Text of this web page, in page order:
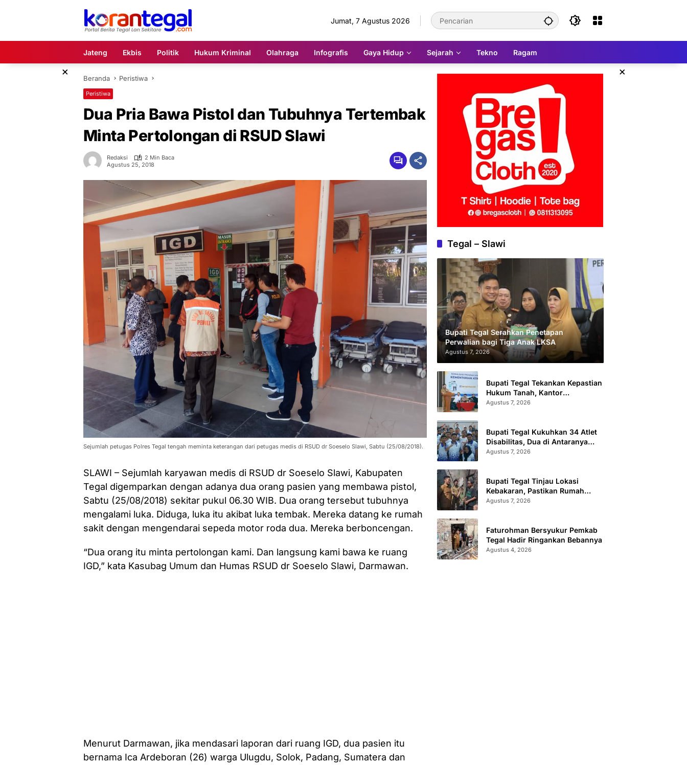
Jumat, 7 Agustus 2026
Jateng Ekbis Politik Hukum Kriminal Olahraga Infografis Gaya Hidup Sejarah Tekno Ragam
× ×
Beranda Peristiwa
Peristiwa
Dua Pria Bawa Pistol dan Tubuhnya Tertembak
Minta Pertolongan di RSUD Slawi
Redaksi
2 Min Baca
Agustus 25, 2018
Sejumlah petugas Polres Tegal tengah meminta keterangan dari petugas medis di RSUD dr Soeselo Slawi, Sabtu (25/08/2018).
SLAWI – Sejumlah karyawan medis di RSUD dr Soeselo Slawi, Kabupaten
Tegal digemparkan dengan adanya dua orang pasien yang membawa pistol,
Sabtu (25/08/2018) sekitar pukul 06.30 WIB. Dua orang tersebut tubuhnya
mengalami luka. Diduga, luka itu akibat luka tembak. Mereka datang ke rumah
sakit dengan mengendarai sepeda motor roda dua. Mereka berboncengan.
“Dua orang itu minta pertolongan kami. Dan langsung kami bawa ke ruang
IGD,” kata Kasubag Umum dan Humas RSUD dr Soeselo Slawi, Darmawan.
Menurut Darmawan, jika mendasari laporan dari ruang IGD, dua pasien itu
bernama Ica Ardeboran (26) warga Ulugdu, Solok, Padang, Sumatera dan
Tegal – Slawi
Bupati Tegal Serahkan Penetapan
Perwalian bagi Tiga Anak LKSA
Agustus 7, 2026
Bupati Tegal Tekankan Kepastian
Hukum Tanah, Kantor
Pertanahan Catat 296.869
Agustus 7, 2026
Bupati Tegal Kukuhkan 34 Atlet
Disabilitas, Dua di Antaranya
Berlaga di Level Dunia
Agustus 7, 2026
Bupati Tegal Tinjau Lokasi
Kebakaran, Pastikan Rumah
Korban Diperbaiki
Agustus 7, 2026
Faturohman Bersyukur Pemkab
Tegal Hadir Ringankan Bebannya
Agustus 4, 2026